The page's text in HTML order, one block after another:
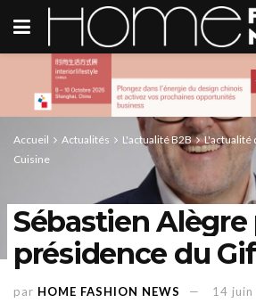
Accueil Actualités L'actualité B2B L'actualité
Cuisine
Sébastien Alègre
présidence du
par HOME FASHION NEWS 14